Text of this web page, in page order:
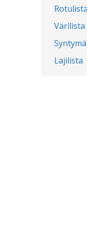
Rotulista
Värilista
Lajilista